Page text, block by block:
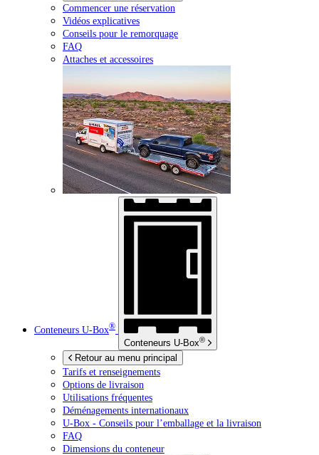
Commencer une réservation
Vidéos explicatives
Conseils pour le remorquage
FAQ
Attaches et accessoires
Conteneurs U-Box®
Conteneurs U-Box®
Retour au menu principal
Tarifs et renseignements
Options de livraison
Utilisations fréquentes
Déménagements internationaux
U-Box - Conseils pour l’emballage et la livraison
FAQ
Dimensions du conteneur